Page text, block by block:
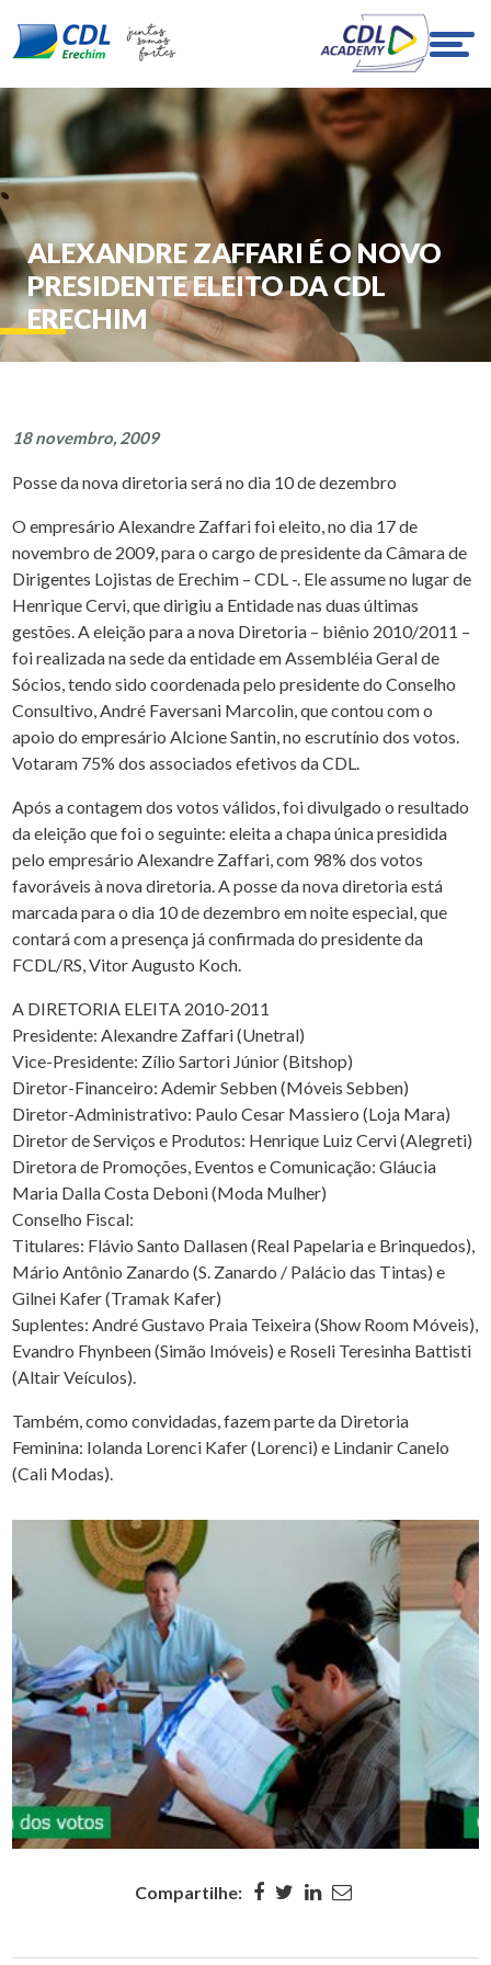
ALEXANDRE ZAFFARI É O NOVO
PRESIDENTE ELEITO DA CDL
ERECHIM
18 novembro, 2009
Posse da nova diretoria será no dia 10 de dezembro
O empresário Alexandre Zaffari foi eleito, no dia 17 de
novembro de 2009, para o cargo de presidente da Câmara de
Dirigentes Lojistas de Erechim – CDL -. Ele assume no lugar de
Henrique Cervi, que dirigiu a Entidade nas duas últimas
gestões. A eleição para a nova Diretoria – biênio 2010/2011 –
foi realizada na sede da entidade em Assembléia Geral de
Sócios, tendo sido coordenada pelo presidente do Conselho
Consultivo, André Faversani Marcolin, que contou com o
apoio do empresário Alcione Santin, no escrutínio dos votos.
Votaram 75% dos associados efetivos da CDL.
Após a contagem dos votos válidos, foi divulgado o resultado
da eleição que foi o seguinte: eleita a chapa única presidida
pelo empresário Alexandre Zaffari, com 98% dos votos
favoráveis à nova diretoria. A posse da nova diretoria está
marcada para o dia 10 de dezembro em noite especial, que
contará com a presença já confirmada do presidente da
FCDL/RS, Vitor Augusto Koch.
A DIRETORIA ELEITA 2010-2011
Presidente: Alexandre Zaffari (Unetral)
Vice-Presidente: Zílio Sartori Júnior (Bitshop)
Diretor-Financeiro: Ademir Sebben (Móveis Sebben)
Diretor-Administrativo: Paulo Cesar Massiero (Loja Mara)
Diretor de Serviços e Produtos: Henrique Luiz Cervi (Alegreti)
Diretora de Promoções, Eventos e Comunicação: Gláucia
Maria Dalla Costa Deboni (Moda Mulher)
Conselho Fiscal:
Titulares: Flávio Santo Dallasen (Real Papelaria e Brinquedos),
Mário Antônio Zanardo (S. Zanardo / Palácio das Tintas) e
Gilnei Kafer (Tramak Kafer)
Suplentes: André Gustavo Praia Teixeira (Show Room Móveis),
Evandro Fhynbeen (Simão Imóveis) e Roseli Teresinha Battisti
(Altair Veículos).
Também, como convidadas, fazem parte da Diretoria
Feminina: Iolanda Lorenci Kafer (Lorenci) e Lindanir Canelo
(Cali Modas).
Compartilhe: